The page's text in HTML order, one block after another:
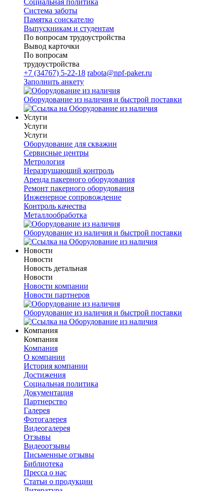
Cоциальная политика
Система заботы
Памятка соискателю
Выпускникам и студентам
По вопросам трудоустройства
Вывод карточки
По вопросам
трудоустройства
+7 (34767) 5-22-18 rabota@npf-paker.ru
Заполнить анкету
Оборудование из наличия и быстрой поставки
Услуги
Услуги
Услуги
Оборудование для скважин
Сервисные центры
Метрология
Неразрушающий контроль
Аренда пакерного оборудования
Ремонт пакерного оборудования
Инженерное сопровождение
Контроль качества
Металлообработка
Оборудование из наличия и быстрой поставки
Новости
Новости
Новость детальная
Новости
Новости компании
Новости партнеров
Оборудование из наличия и быстрой поставки
Компания
Компания
Компания
О компании
История компании
Достижения
Социальная политика
Документация
Партнерство
Галерея
Фотогалерея
Видеогалерея
Отзывы
Видеоотзывы
Письменные отзывы
Библиотека
Пресса о нас
Статьи о продукции